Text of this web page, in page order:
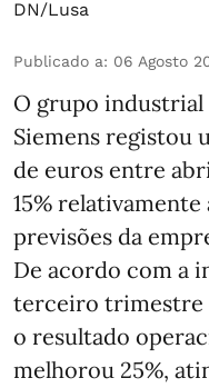
DN/Lusa
Publicado a: 06 Agosto
O grupo industrial
Siemens registou
de euros entre
15% relativamente
previsões da
De acordo com a
terceiro trimestre
o resultado
melhorou 25%,